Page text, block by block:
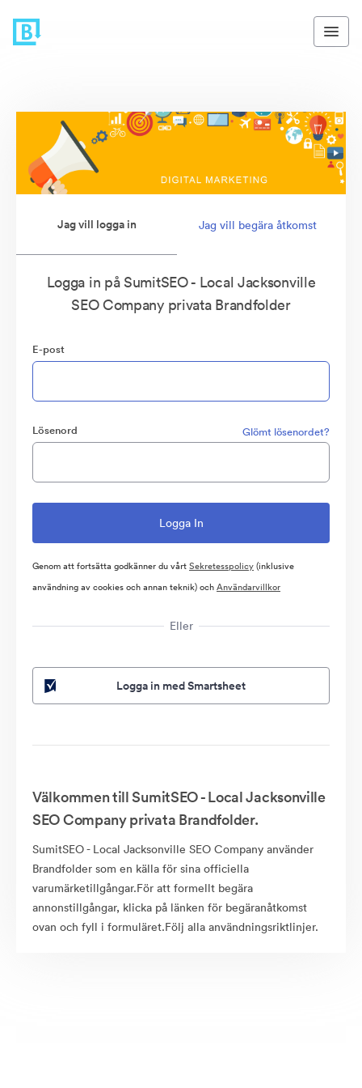
Jag vill logga in Jag vill begära åtkomst
Logga in på SumitSEO - Local Jacksonville
SEO Company privata Brandfolder
E-post
Lösenord Glömt lösenordet?
Genom att fortsätta godkänner du vårtSekretesspolicy(inklusive
användning av cookies och annan teknik) ochAnvändarvillkor
Eller
Logga in med Smartsheet
Välkommen till SumitSEO - Local Jacksonville
SEO Company privata Brandfolder.
SumitSEO - Local Jacksonville SEO Company använder
Brandfolder som en källa för sina officiella
varumärketillgångar.För att formellt begära
annonstillgångar, klicka på länken för begäranåtkomst
ovan och fyll i formuläret.Följ alla användningsriktlinjer.